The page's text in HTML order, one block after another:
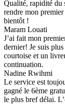
Qualité, rapidité du
rendre mon
bientôt !
Maram Louati
J’ai fait mon
dernier! Je suis
courtoise et un
continuation.
Nadine Rwihmi
Le service est
gagné le 6ème
le plus bref délai.